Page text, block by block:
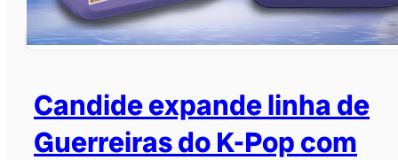
Candide expande linha de
Guerreiras do K-Pop com